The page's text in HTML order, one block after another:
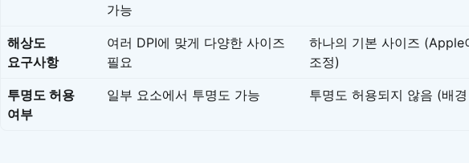
가능
해상도
요구사항
여러 DPI에 맞게 다양한 사이즈
필요
하나의 기본 사이즈 (Apple
조정)
투명도 허용
여부
일부 요소에서 투명도 가능 투명도 허용되지 않음 (배